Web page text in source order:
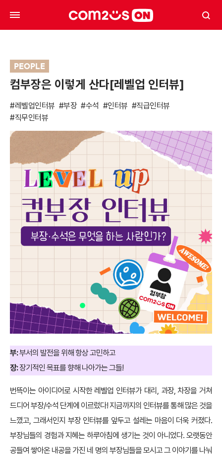
PEOPLE
컴부장은 이렇게 산다[레벨업 인터뷰]
#레벨업인터뷰 #부장 #수석 #인터뷰 #직급인터뷰
#직무인터뷰
부:부서의 발전을 위해 항상 고민하고
장:장기적인 목표를 향해 나아가는 그들!
번뜩이는 아이디어로 시작한 레벨업 인터뷰가 대리, 과장, 차장을 거쳐
드디어 부장/수석 단계에 이르렀다! 지금까지의 인터뷰를 통해 많은 것을
느꼈고, 그래서인지 부장 인터뷰를 앞두고 설레는 마음이 더욱 커졌다.
부장님들의 경험과 지혜는 하루아침에 생기는 것이 아니었다. 오랫동안
공들여 쌓아온 내공을 가진 네 명의 부장님들을 모시고 그 이야기를 나눠